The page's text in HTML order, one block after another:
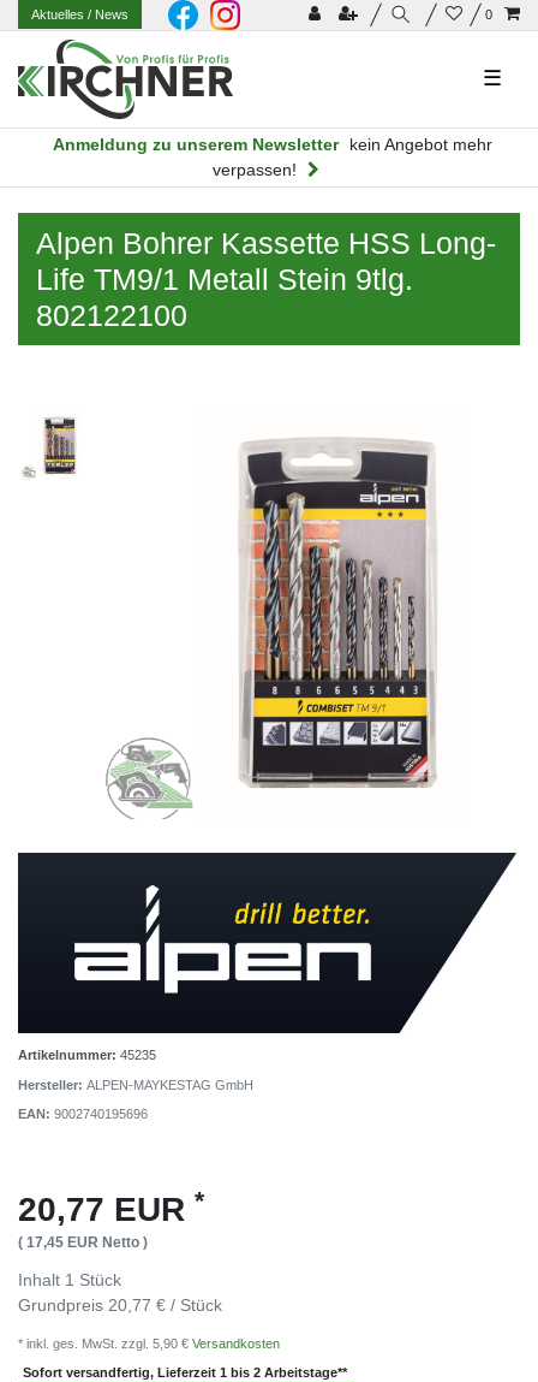
0
Aktuelles/ News
☰
Anmeldung zu unserem Newsletter
kein Angebot mehr
verpassen!
Alpen Bohrer Kassette HSS Long-
Life TM9/1 Metall Stein 9tlg.
802122100
Artikelnummer: 45235
Hersteller: ALPEN-MAYKESTAG GmbH
EAN: 9002740195696
20,77 EUR *
( 17,45 EUR Netto )
Inhalt 1 Stück
Grundpreis 20,77 € / Stück
* inkl. ges. MwSt. zzgl. 5,90 € Versandkosten
Sofort versandfertig, Lieferzeit 1 bis 2 Arbeitstage**